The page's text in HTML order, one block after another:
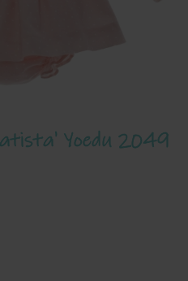
Yoedu 2049